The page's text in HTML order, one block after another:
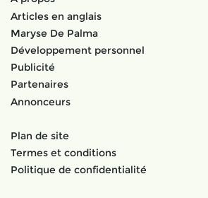
Articles en anglais
Maryse De Palma
Développement personnel
Publicité
Partenaires
Annonceurs
Plan de site
Termes et conditions
Politique de confidentialité